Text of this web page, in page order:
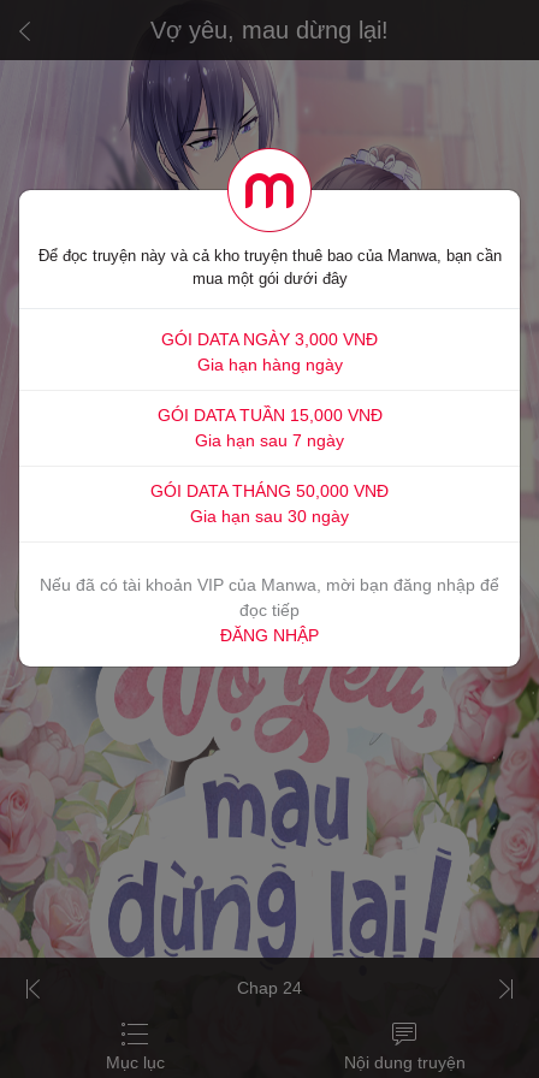
Vợ yêu, mau dừng lại!
Chap 24
Mục lục Nội dung truyện
Để đọc truyện này và cả kho truyện thuê bao của Manwa, bạn cần
mua một gói dưới đây
GÓI DATA NGÀY 3,000 VNĐ
Gia hạn hàng ngày
GÓI DATA TUẦN 15,000 VNĐ
Gia hạn sau 7 ngày
GÓI DATA THÁNG 50,000 VNĐ
Gia hạn sau 30 ngày
Nếu đã có tài khoản VIP của Manwa, mời bạn đăng nhập để
đọc tiếp
ĐĂNG NHẬP